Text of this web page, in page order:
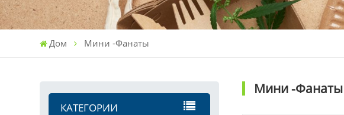
Дом Мини -фанаты
КАТЕГОРИИ
Мини -фанаты